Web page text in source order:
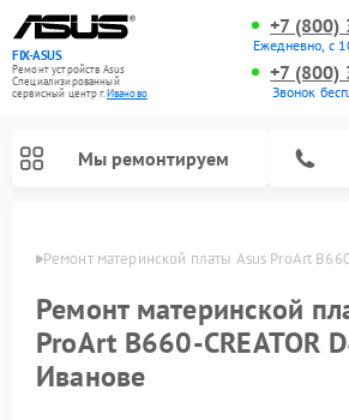
FIX-ASUS
Ремонт устройств Asus
Специализированный
cервисный центр г.Иваново
+7 (800)
Ежедневно, с
+7 (800)
Звонок
Мы ремонтируем
Ремонт материнской платы Asus ProArt
Ремонт материнской
ProArt B660-CREATOR
Иванове